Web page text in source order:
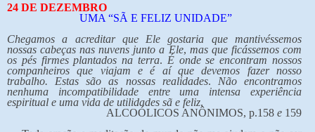
24 DE DEZEMBRO
UMA “SÃ E FELIZ UNIDADE”
Chegamos a acreditar que Ele gostaria que mantivéssemos
nossas cabeças nas nuvens junto a Ele, mas que ficássemos com
os pés firmes plantados na terra. É onde se encontram nossos
companheiros que viajam e é aí que devemos fazer nosso
trabalho. Estas são as nossas realidades. Não encontramos
nenhuma incompatibilidade entre uma intensa experiência
espiritual e uma vida de utilidades sã e feliz.
ALCOÓLICOS ANÔNIMOS, p.158 e 159